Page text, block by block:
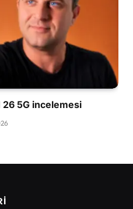
5G incelemesi